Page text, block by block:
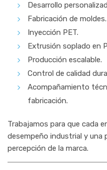
Desarrollo
Fabricación de moldes.
Inyección PET.
Extrusión soplado en
Producción escalable.
Control de calidad
Acompañamiento
fabricación.
Trabajamos para que cada
desempeño industrial y una
percepción de la marca.